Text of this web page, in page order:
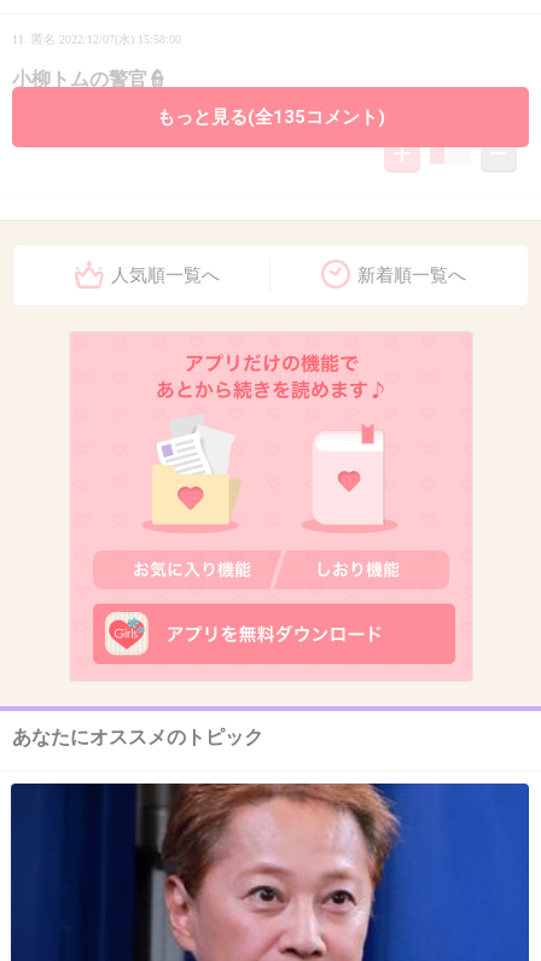
11. 匿名 2022/12/07(水) 15:58:00
小柳トムの警官👮
12. 匿名2022/12/07(水) 15:58:05
やっぱりコーンフレークかな
+117
2022/12/07(水) 15:58:29
大昔だからあまりはっきり覚えてないけれど
ブラマヨのスーパーのビニール袋の中にボーリ
ングの球入れたら
破れて遠くに転がってっちゃう話
1件の返信
2022/12/07(水) 15:58:37
アンタッチャブル
お嬢さんをください
もっと見る(全135コメント)
人気順一覧へ 新着順一覧へ
あなたにオススメのトピック